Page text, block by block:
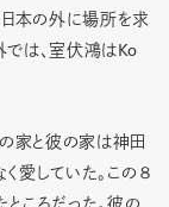
日本の外に場所を求
では、室伏鴻はKo
家と彼の家は神田
愛していた。この ８